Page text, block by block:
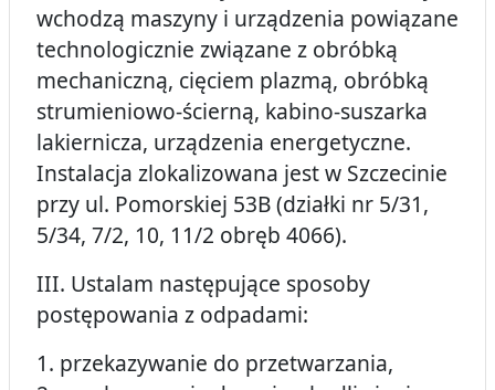
wchodzą maszyny i urządzenia powiązane
technologicznie związane z obróbką
mechaniczną, cięciem plazmą, obróbką
strumieniowo-ścierną, kabino-suszarka
lakiernicza, urządzenia energetyczne.
Instalacja zlokalizowana jest w Szczecinie
przy ul. Pomorskiej 53B (działki nr 5/31,
5/34, 7/2, 10, 11/2 obręb 4066).
III. Ustalam następujące sposoby
postępowania z odpadami:
1. przekazywanie do przetwarzania,